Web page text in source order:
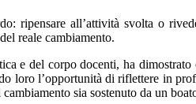
ripensare all’attività svolta o
reale cambiamento.
e del corpo docenti, ha
loro l’opportunità di riflettere in
sia sostenuto da un